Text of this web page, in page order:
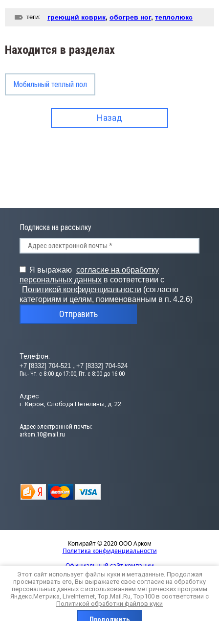
теги: греющий коврик, обогрев ног, теплолюкс
Находится в разделах
Мобильный теплый пол
Назад
Телефон:
+7 [8332] 704-521 +7 [8332] 704-524
Пн.- Чт. с 8:00 до 17:00, Пт. с 8:00 до 16:00
Адрес
г. Киров, Слобода Петелины, д. 22
Адрес электронной почты:
arkom.10@mail.ru
Подписка на рассылку
Я выражаю согласие на обработку
персональных данных в соответствии с
Политикой конфиденциальности (согласно
категориям и целям, поименованным в п. 4.2.6)
Отправить
Копирайт © 2020 ООО Арком
Политика конфиденциальности
Официальный сайт компании
Компания Мегагрупп:
Этот сайт использует файлы куки и метаданные. Продолжая
просматривать его, Вы выражаете свое согласие на обработку
персональных данных с использованием метрических программ
Яндекс.Метрика, LiveInternet, Top.Mail.Ru, Top100 в соответствии с
Политикой обработки файлов куки